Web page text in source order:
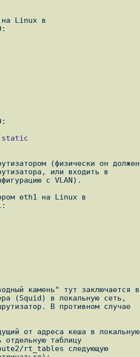
на Linux в
(физически он должен
или входить в
с VLAN).
eth1 на Linux в
камень" тут заключается в
(Squid) в локальную сеть,
В противном случае
от адреса кеша в локальную
таблицу
rt_tables следующую